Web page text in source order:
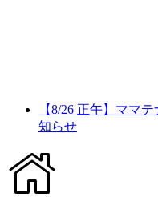
【8/26 正午】ママ
知らせ